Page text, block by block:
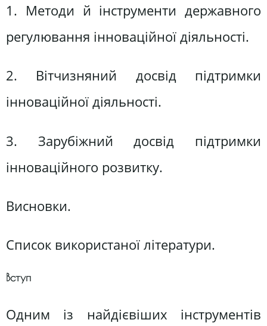
1. Методи й інструменти державного
регулювання інноваційної діяльності.
2. Вітчизняний досвід підтримки
інноваційної діяльності.
3. Зарубіжний досвід підтримки
інноваційного розвитку.
Висновки.
Список використаної літератури.
Вступ
Одним із найдієвіших інструментів